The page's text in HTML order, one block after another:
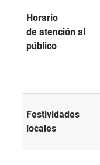
Horario
de atención al
público
Festividades
locales